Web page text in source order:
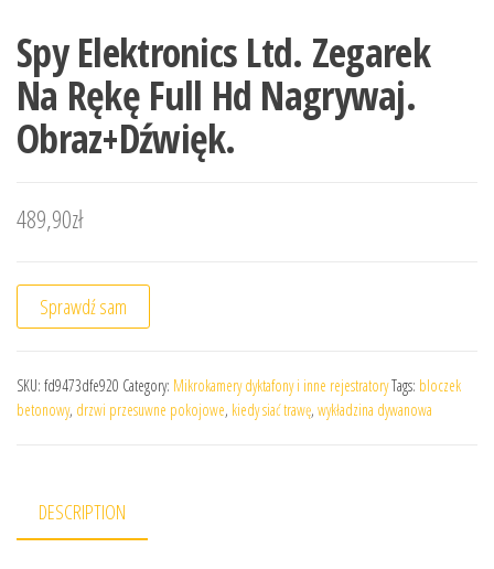
Spy Elektronics Ltd. Zegarek
Na Rękę Full Hd Nagrywaj.
Obraz+Dźwięk.
489,90zł
Sprawdź sam
SKU: fd9473dfe920 Category: Mikrokamery dyktafony i inne rejestratoryTags: bloczek
betonowy, drzwi przesuwne pokojowe, kiedy siać trawę, wykładzina dywanowa
DESCRIPTION